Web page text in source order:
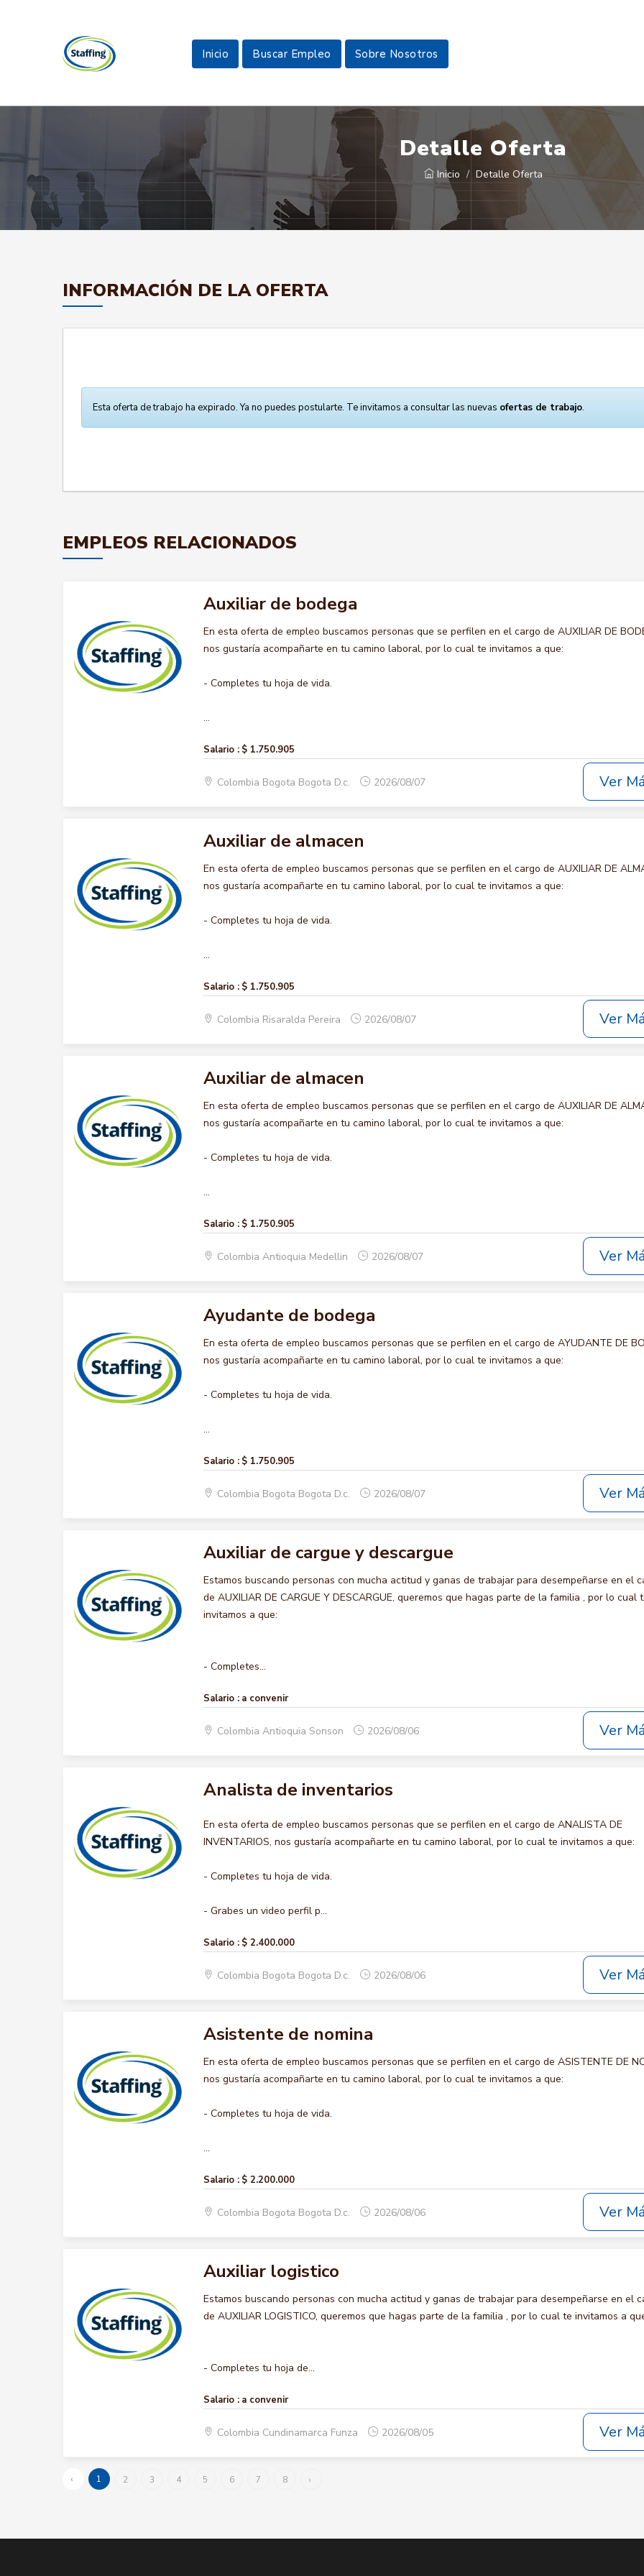
Inicio Buscar Empleo Sobre Nosotros
Detalle Oferta
Inicio Detalle Oferta
INFORMACIÓN DE LA OFERTA
Esta oferta de trabajo ha expirado. Ya no puedes postularte. Te invitamos a consultar las nuevas ofertas de trabajo.
EMPLEOS RELACIONADOS
Auxiliar de bodega
En esta oferta de empleo buscamos personas que se perfilen en el cargo de AUXILIAR DE
nos gustaría acompañarte en tu camino laboral, por lo cual te invitamos a que:
- Completes tu hoja de vida.
...
Salario : $ 1.750.905
Colombia Bogota Bogota D.c. 2026/08/07 Ver
Auxiliar de almacen
En esta oferta de empleo buscamos personas que se perfilen en el cargo de AUXILIAR DE
nos gustaría acompañarte en tu camino laboral, por lo cual te invitamos a que:
- Completes tu hoja de vida.
...
Salario : $ 1.750.905
Colombia Risaralda Pereira 2026/08/07 Ver
Auxiliar de almacen
En esta oferta de empleo buscamos personas que se perfilen en el cargo de AUXILIAR DE
nos gustaría acompañarte en tu camino laboral, por lo cual te invitamos a que:
- Completes tu hoja de vida.
...
Salario : $ 1.750.905
Colombia Antioquia Medellin 2026/08/07 Ver
Ayudante de bodega
En esta oferta de empleo buscamos personas que se perfilen en el cargo de AYUDANTE DE
nos gustaría acompañarte en tu camino laboral, por lo cual te invitamos a que:
- Completes tu hoja de vida.
...
Salario : $ 1.750.905
Colombia Bogota Bogota D.c. 2026/08/07 Ver
Auxiliar de cargue y descargue
Estamos buscando personas con mucha actitud y ganas de trabajar para desempeñarse en el
de AUXILIAR DE CARGUE Y DESCARGUE, queremos que hagas parte de la familia , por lo cual
invitamos a que:
- Completes...
Salario : a convenir
Colombia Antioquia Sonson 2026/08/06 Ver
Analista de inventarios
En esta oferta de empleo buscamos personas que se perfilen en el cargo de ANALISTA DE
INVENTARIOS, nos gustaría acompañarte en tu camino laboral, por lo cual te invitamos a que:
- Completes tu hoja de vida.
- Grabes un video perfil p...
Salario : $ 2.400.000
Colombia Bogota Bogota D.c. 2026/08/06 Ver
Asistente de nomina
En esta oferta de empleo buscamos personas que se perfilen en el cargo de ASISTENTE DE
nos gustaría acompañarte en tu camino laboral, por lo cual te invitamos a que:
- Completes tu hoja de vida.
...
Salario : $ 2.200.000
Colombia Bogota Bogota D.c. 2026/08/06 Ver
Auxiliar logistico
Estamos buscando personas con mucha actitud y ganas de trabajar para desempeñarse en el
de AUXILIAR LOGISTICO, queremos que hagas parte de la familia , por lo cual te invitamos a
- Completes tu hoja de...
Salario : a convenir
Colombia Cundinamarca Funza 2026/08/05 Ver
‹ 1 2 3 4 5 6 7 8 ›